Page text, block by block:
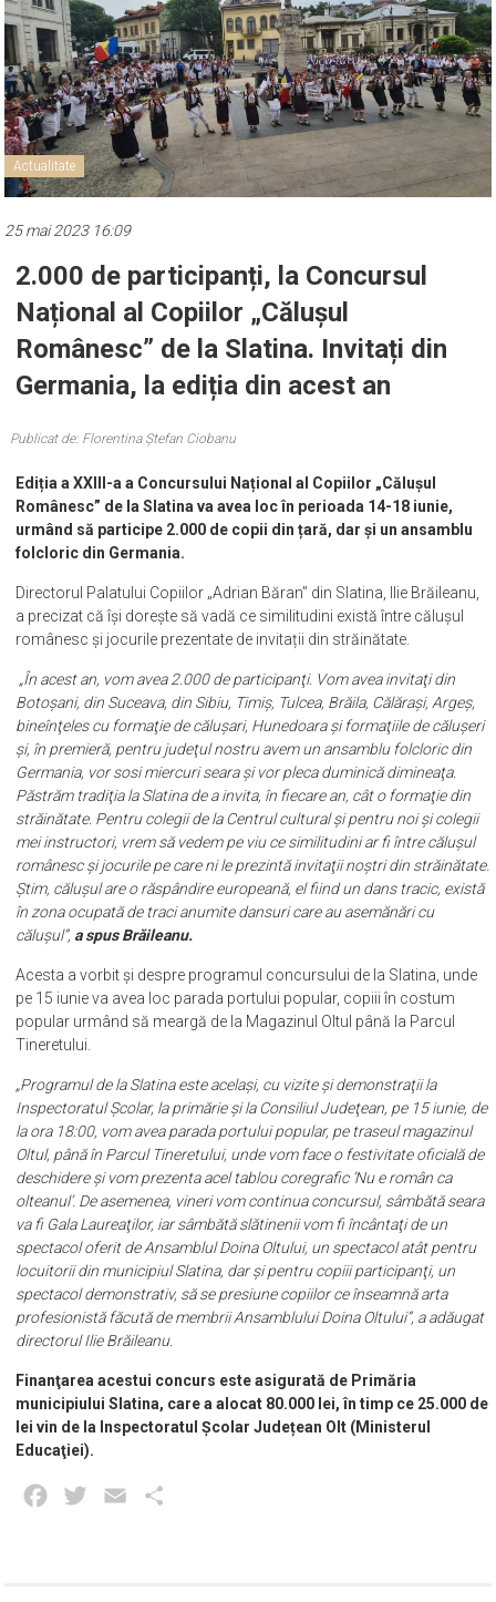
Actualitate
25 mai 2023 16:09
2.000 de participanți, la Concursul
Național al Copiilor „Călușul
Românesc” de la Slatina. Invitați din
Germania, la ediția din acest an
Publicat de: Florentina Ștefan Ciobanu
Ediția a XXIII-a a Concursului Național al Copiilor „Călușul
Românesc” de la Slatina va avea loc în perioada 14-18 iunie,
urmând să participe 2.000 de copii din țară, dar și un ansamblu
folcloric din Germania.
Directorul Palatului Copiilor „Adrian Băran” din Slatina, Ilie Brăileanu,
a precizat că își dorește să vadă ce similitudini există între călușul
românesc și jocurile prezentate de invitații din străinătate.
„În acest an, vom avea 2.000 de participanţi. Vom avea invitaţi din
Botoşani, din Suceava, din Sibiu, Timiş, Tulcea, Brăila, Călăraşi, Argeş,
bineînţeles cu formaţie de căluşari, Hunedoara şi formaţiile de căluşeri
şi, în premieră, pentru judeţul nostru avem un ansamblu folcloric din
Germania, vor sosi miercuri seara şi vor pleca duminică dimineaţa.
Păstrăm tradiţia la Slatina de a invita, în fiecare an, cât o formaţie din
străinătate. Pentru colegii de la Centrul cultural şi pentru noi şi colegii
mei instructori, vrem să vedem pe viu ce similitudini ar fi între căluşul
românesc şi jocurile pe care ni le prezintă invitaţii noştri din străinătate.
Ştim, căluşul are o răspândire europeană, el fiind un dans tracic, există
în zona ocupată de traci anumite dansuri care au asemănări cu
căluşul”, a spus Brăileanu.
Acesta a vorbit și despre programul concursului de la Slatina, unde
pe 15 iunie va avea loc parada portului popular, copiii în costum
popular urmând să meargă de la Magazinul Oltul până la Parcul
Tineretului.
„Programul de la Slatina este acelaşi, cu vizite şi demonstraţii la
Inspectoratul Şcolar, la primărie şi la Consiliul Judeţean, pe 15 iunie, de
la ora 18:00, vom avea parada portului popular, pe traseul magazinul
Oltul, până în Parcul Tineretului, unde vom face o festivitate oficială de
deschidere şi vom prezenta acel tablou coregrafic ‘Nu e român ca
olteanul’. De asemenea, vineri vom continua concursul, sâmbătă seara
va fi Gala Laureaţilor, iar sâmbătă slătinenii vom fi încântaţi de un
spectacol oferit de Ansamblul Doina Oltului, un spectacol atât pentru
locuitorii din municipiul Slatina, dar şi pentru copiii participanţi, un
spectacol demonstrativ, să se presiune copiilor ce înseamnă arta
profesionistă făcută de membrii Ansamblului Doina Oltului”, a adăugat
directorul Ilie Brăileanu.
Finanţarea acestui concurs este asigurată de Primăria
municipiului Slatina, care a alocat 80.000 lei, în timp ce 25.000 de
lei vin de la Inspectoratul Şcolar Județean Olt (Ministerul
Educaţiei).
Facebook
Twitter Email